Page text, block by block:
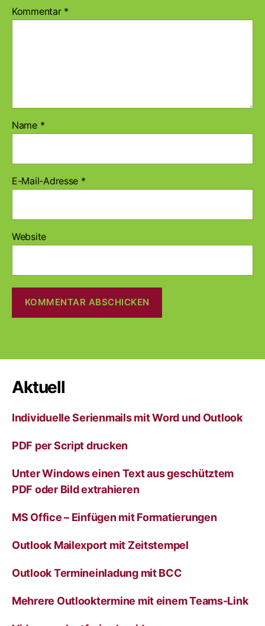
Kommentar *
Name *
E-Mail-Adresse *
Website
t
r
n
v
Aktuell
Individuelle Serienmails mit Word und Outlook
PDF per Script drucken
Unter Windows einen Text aus geschütztem
PDF oder Bild extrahieren
MS Office – Einfügen mit Formatierungen
Outlook Mailexport mit Zeitstempel
Outlook Termineinladung mit BCC
Mehrere Outlooktermine mit einem Teams-Link